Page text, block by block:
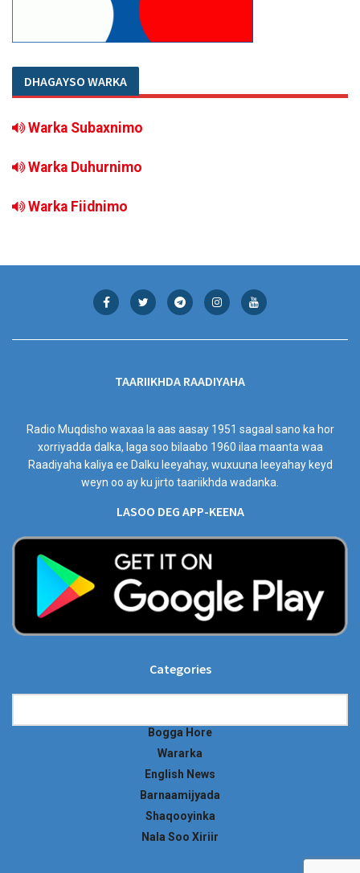
DHAGAYSO WARKA
Warka Subaxnimo
Warka Duhurnimo
Warka Fiidnimo
TAARIIKHDA RAADIYAHA
Radio Muqdisho waxaa la aas aasay 1951 sagaal sano ka hor
xorriyadda dalka, laga soo bilaabo 1960 ilaa maanta waa
Raadiyaha kaliya ee Dalku leeyahay, wuxuuna leeyahay keyd
weyn oo ay ku jirto taariikhda wadanka.
LASOO DEG APP-KEENA
Categories
Bogga Hore
Wararka
English News
Barnaamijyada
Shaqooyinka
Nala Soo Xiriir